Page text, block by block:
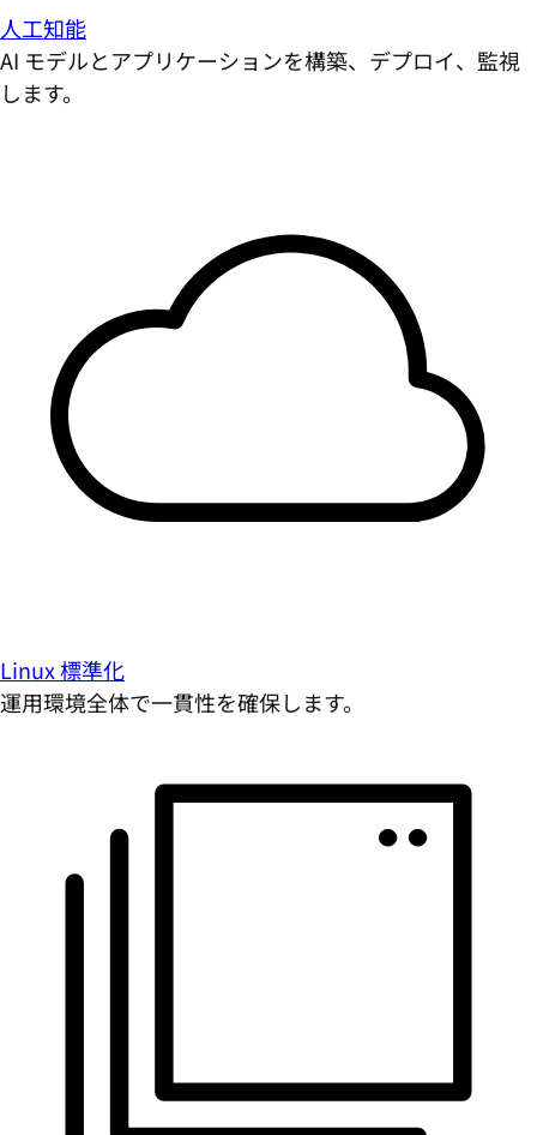
人工知能
AI モデルとアプリケーションを構築、デプロイ、監視
します。
Linux 標準化
運用環境全体で一貫性を確保します。